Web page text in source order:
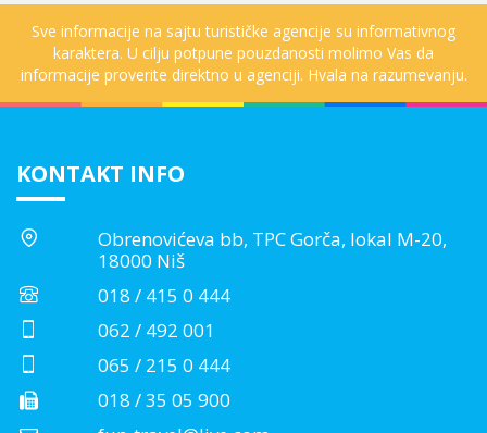
Sve informacije na sajtu turističke agencije su informativnog
karaktera. U cilju potpune pouzdanosti molimo Vas da
informacije proverite direktno u agenciji. Hvala na razumevanju.
KONTAKT INFO
Obrenovićeva bb, TPC Gorča, lokal M-20,
18000 Niš
018 / 415 0 444
062 / 492 001
065 / 215 0 444
018 / 35 05 900